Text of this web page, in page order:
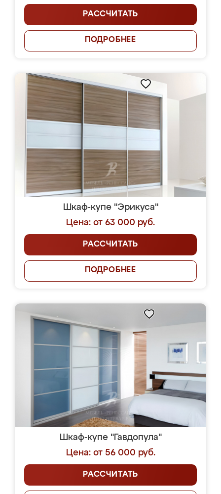
РАССЧИТАТЬ
ПОДРОБНЕЕ
Шкаф-купе "Эрикуса"
Цена: от 63 000 руб.
РАССЧИТАТЬ
ПОДРОБНЕЕ
Шкаф-купе "Гавдопула"
Цена: от 56 000 руб.
РАССЧИТАТЬ